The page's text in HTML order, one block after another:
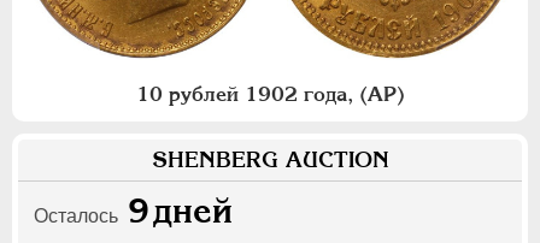
10 рублей 1902 года, (АР)
SHENBERG AUCTION
Осталось 9дней